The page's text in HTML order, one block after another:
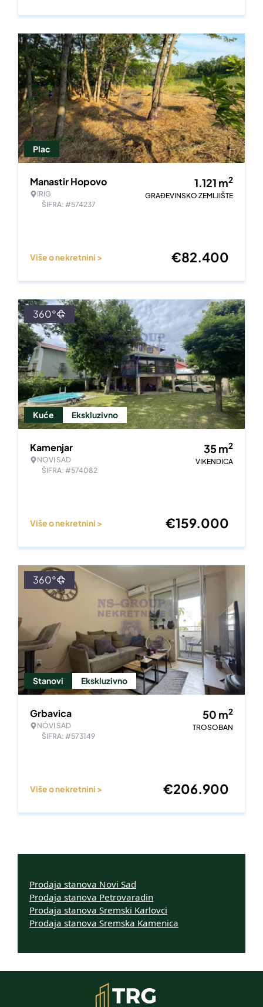
Plac
Manastir Hopovo
IRIG
ŠIFRA: #574237
1.121 m2
GRAĐEVINSKO ZEMLJIŠTE
Više o nekretnini > €82.400
Kuće Ekskluzivno
360°
Kamenjar
NOVI SAD
ŠIFRA: #574082
35m2
VIKENDICA
Više o nekretnini > €159.000
Stanovi Ekskluzivno
360°
Grbavica
NOVI SAD
ŠIFRA: #573149
50 m2
TROSOBAN
Više o nekretnini > €206.900
Prodaja stanova Novi Sad
Prodaja stanova Petrovaradin
Prodaja stanova Sremski Karlovci
Prodaja stanova Sremska Kamenica